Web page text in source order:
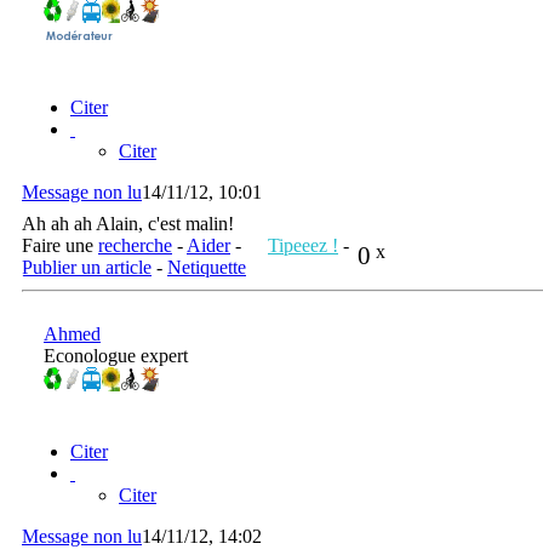
Citer
Citer
Message non lu14/11/12, 10:01
Ah ah ah Alain, c'est malin!
0 x
Faire une recherche - Aider- Tipeeez ! -
Publier un article - Netiquette
Ahmed
Econologue expert
Citer
Citer
Message non lu14/11/12, 14:02